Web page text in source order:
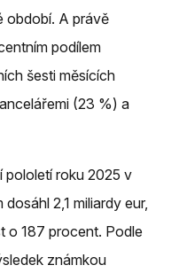
období. A právě
podílem
šesti měsících
(23 %) a
pololetí roku 2025 v
2,1 miliardy eur,
o 187 procent. Podle
známkou